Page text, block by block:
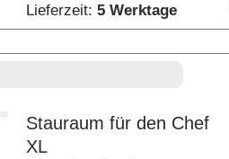
Lieferzeit: 5 Werktage
Stauraum für den Chef
XL